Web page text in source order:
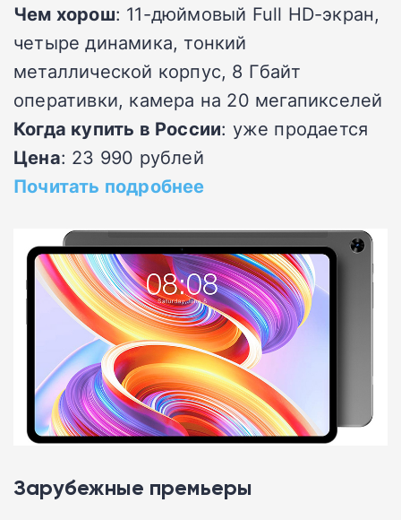
Чем хорош: 11-дюймовый Full HD-экран,
четыре динамика, тонкий
металлической корпус, 8 Гбайт
оперативки, камера на 20 мегапикселей
Когда купить в России: уже продается
Цена: 23 990 рублей
Почитать подробнее
Зарубежные премьеры